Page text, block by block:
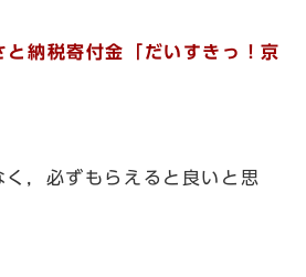
納税寄付金「だいすきっ！京
，必ずもらえると良いと思